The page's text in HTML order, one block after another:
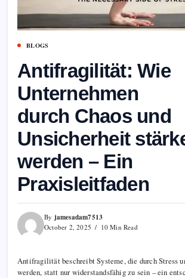
BLOGS
Antifragilität: Wie
Unternehmen
durch Chaos und
Unsicherheit
werden – Ein
Praxisleitfaden
By jamesadam7513
October 2, 2025 10 Min Read
Antifragilität beschreibt Systeme, die durch Stress
werden, statt nur widerstandsfähig zu sein – ein